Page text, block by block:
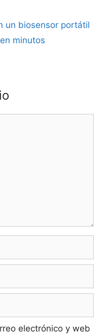
un biosensor portátil
minutos
electrónico y web